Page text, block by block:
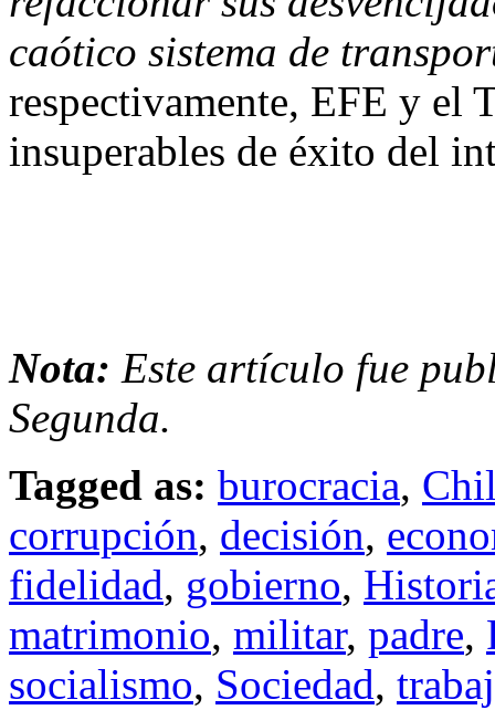
caótico sistema de
respectivamente, EFE y el
insuperables de éxito del
Nota: Este artículo fue
Segunda.
Tagged as: burocracia,
corrupción, decisión,
fidelidad, gobierno,
matrimonio, militar, padre,
socialismo, Sociedad,